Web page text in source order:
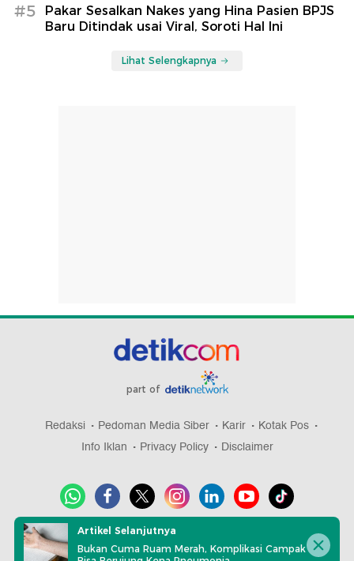
#5
Pakar Sesalkan Nakes yang Hina Pasien BPJS
Baru Ditindak usai Viral, Soroti Hal Ini
Lihat Selengkapnya
part of
Redaksi Pedoman Media Siber Karir
Kotak Pos
Info Iklan
Privacy Policy Disclaimer
Download aplikasi detikcom
Artikel Selanjutnya
Bukan Cuma Ruam Merah, Komplikasi Campak